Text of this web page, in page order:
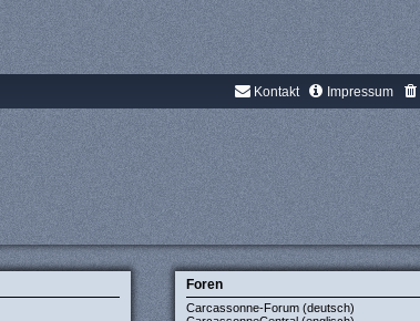
Impressum
Kontakt
Foren
Carcassonne-Forum (deutsch)